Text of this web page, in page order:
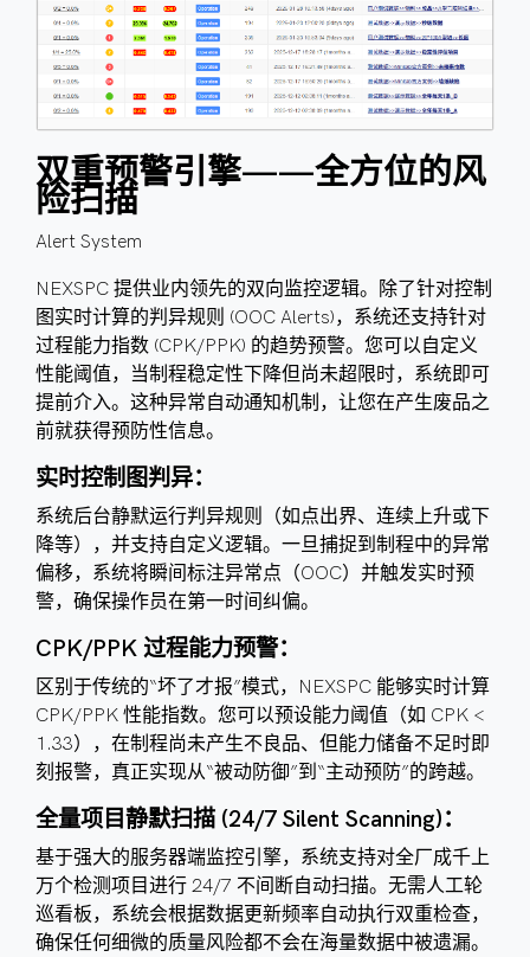
双重预警引擎——全方位的风
险扫描
Alert System
NEXSPC 提供业内领先的双向监控逻辑。除了针对控制
图实时计算的判异规则 (OOC Alerts)，系统还支持针对
过程能力指数 (CPK/PPK) 的趋势预警。您可以自定义
性能阈值，当制程稳定性下降但尚未超限时，系统即可
提前介入。这种异常自动通知机制，让您在产生废品之
前就获得预防性信息。
实时控制图判异：
系统后台静默运行判异规则（如点出界、连续上升或下
降等），并支持自定义逻辑。一旦捕捉到制程中的异常
偏移，系统将瞬间标注异常点（OOC）并触发实时预
警，确保操作员在第一时间纠偏。
CPK/PPK 过程能力预警：
区别于传统的“坏了才报”模式，NEXSPC 能够实时计算
CPK/PPK 性能指数。您可以预设能力阈值（如 CPK <
1.33），在制程尚未产生不良品、但能力储备不足时即
刻报警，真正实现从“被动防御”到“主动预防”的跨越。
全量项目静默扫描 (24/7 Silent Scanning)：
基于强大的服务器端监控引擎，系统支持对全厂成千上
万个检测项目进行 24/7 不间断自动扫描。无需人工轮
巡看板，系统会根据数据更新频率自动执行双重检查，
确保任何细微的质量风险都不会在海量数据中被遗漏。